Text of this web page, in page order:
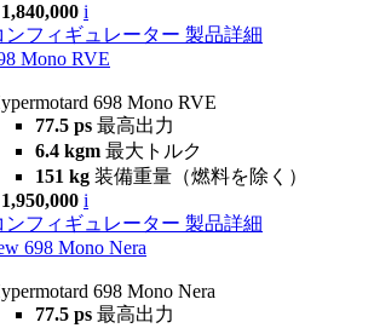
i
ンフィギュレーター 製品詳細
Mono RVE
698 Mono RVE
77.5 ps 最高出力
6.4 kgm 最大トルク
151 kg 装備重量（燃料を除く）
i
ンフィギュレーター 製品詳細
698 Mono Nera
698 Mono Nera
77.5 ps 最高出力